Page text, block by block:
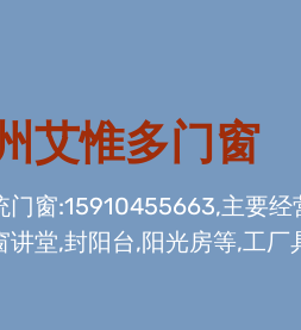
艾惟多门窗
门窗:15910455663,主要经
讲堂,封阳台,阳光房等,工厂
程资质,国内门窗组装生产